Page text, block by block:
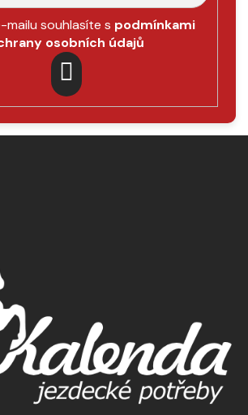
mailu souhlasíte s podmínkami
osobních údajů
PŘIHLÁSIT
SE